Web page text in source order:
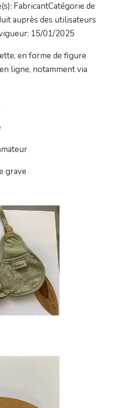
FabricantCatégorie de
auprès des utilisateurs
15/01/2025
en forme de figure
ligne, notamment via
grave